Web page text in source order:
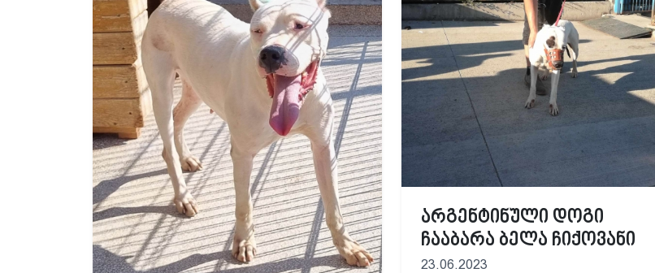
არგენტინული დოგი
ჩააბარა ბელა ჩიქოვანი
23.06.2023